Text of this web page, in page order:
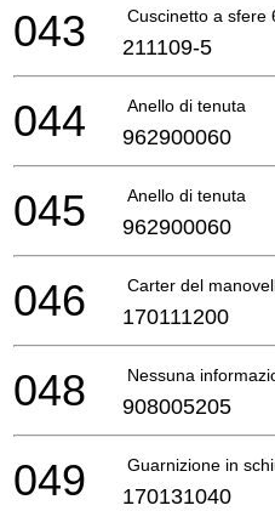
Cuscinetto a sfere
043 211109-5
Anello di tenuta
044 962900060
Anello di tenuta
045 962900060
Carter del
046 170111200
Nessuna
048 908005205
Guarnizione in
049 170131040